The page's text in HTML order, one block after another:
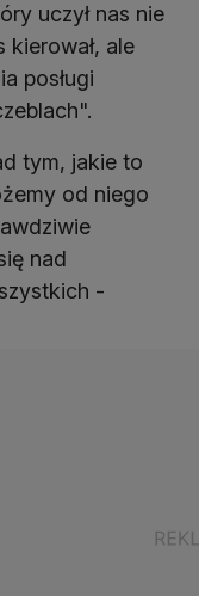
uczył nas nie
kierował, ale
posługi
tym, jakie to
od niego
nad
-